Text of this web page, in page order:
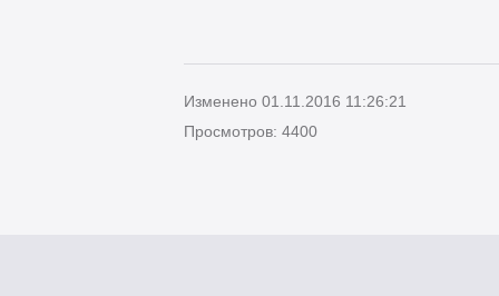
Изменено 01.11.2016 11:26:21
Просмотров: 4400